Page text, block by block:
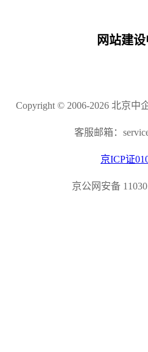
网站建设
Copyright © 2006-2026 北京中
客服邮箱：
京ICP证
京公网安备